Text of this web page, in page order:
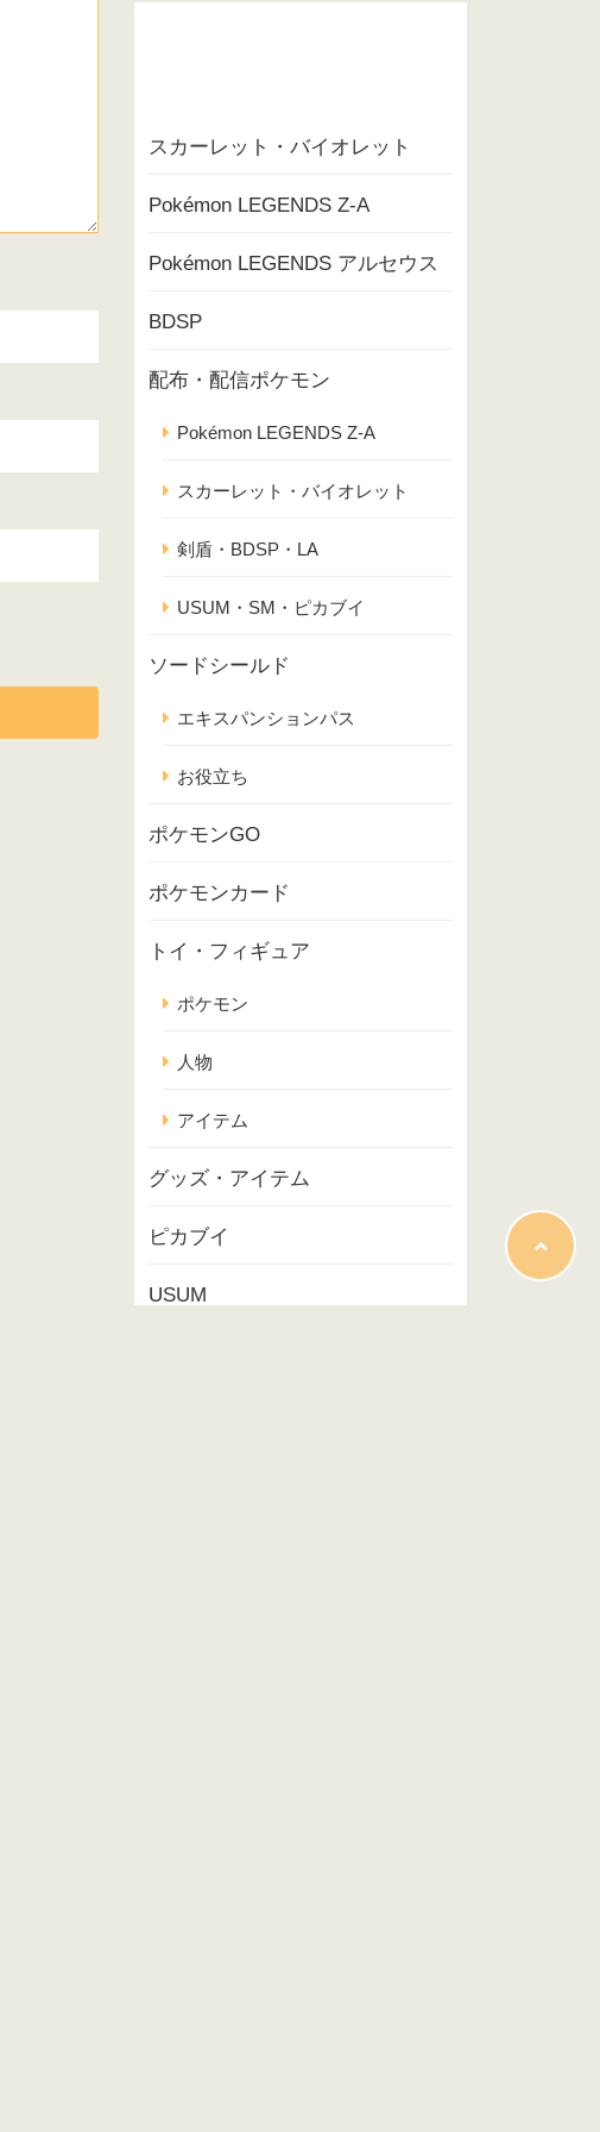
スカーレット・バイオレット
Pokémon LEGENDS Z-A
Pokémon LEGENDS アルセウス
BDSP
配布・配信ポケモン
Pokémon LEGENDS Z-A
スカーレット・バイオレット
剣盾・BDSP・LA
USUM・SM・ピカブイ
ソードシールド
エキスパンションパス
お役立ち
ポケモンGO
ポケモンカード
トイ・フィギュア
ポケモン
人物
アイテム
グッズ・アイテム
ピカブイ
USUM